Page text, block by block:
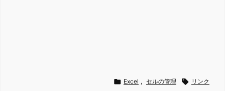
 Excel , セルの管理  リンク